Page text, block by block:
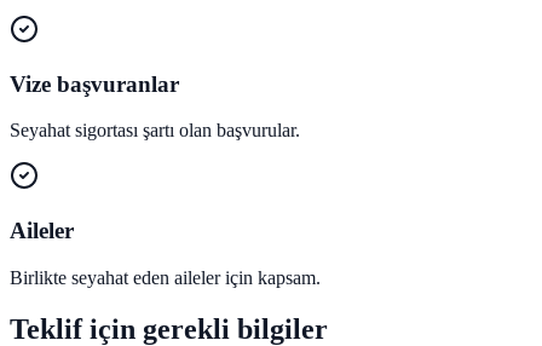
Vize başvuranlar
Seyahat sigortası şartı olan başvurular.
Aileler
Birlikte seyahat eden aileler için kapsam.
Teklif için gerekli bilgiler